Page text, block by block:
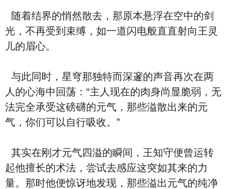
随着结界的悄然散去，那原本悬浮在空中的剑
光，不再受到束缚，如一道闪电般直直射向王灵
儿的眉心。
与此同时，星穹那独特而深邃的声音再次在两
人的心海中回荡：“主人现在的肉身尚显脆弱，无
法完全承受这磅礴的元气，那些溢散出来的元
气，你们可以自行吸收。”
其实在刚才元气四溢的瞬间，王知守便曾运转
起他擅长的术法，尝试去感应这突如其来的力
量。那时他便惊讶地发现，那些溢出元气的纯净